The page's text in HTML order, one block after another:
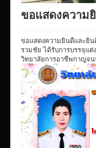
Facebookงานประชา
ITA/ข้อมูลสาธารณะ
ID-PLAN
พัสดุ/จัดซื่อจัดจ้าง
Link รวมระบบรายงา
ติดต่อวิทยาลัย
แบบประเมินครูผู้สอน
ขอแสดงความ
ขอแสดงความยินดีและยิน
รวมชัย ได้รับการบรรจุแต่
วิทยาลัยการอาชีพกาญจ